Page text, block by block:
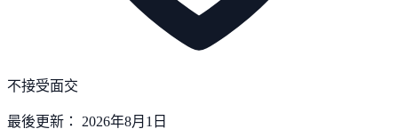
不接受面交
最後更新： 2026年8月1日